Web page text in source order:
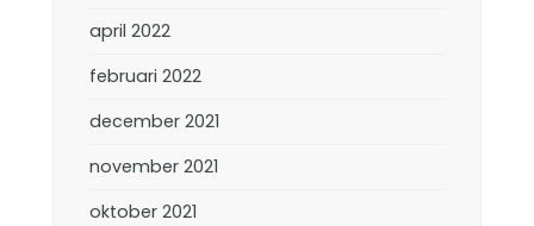
april 2022
februari 2022
december 2021
november 2021
oktober 2021